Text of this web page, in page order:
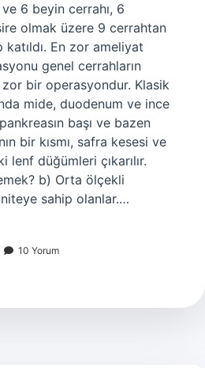
6 beyin cerrahı, 6
olmak üzere 9 cerrahtan
En zor ameliyat
genel cerrahların
bir operasyondur. Klasik
mide, duodenum ve ince
başı ve bazen
bir kısmı, safra kesesi ve
lenf düğümleri çıkarılır.
b) Orta ölçekli
sahip olanlar.…
10 Yorum